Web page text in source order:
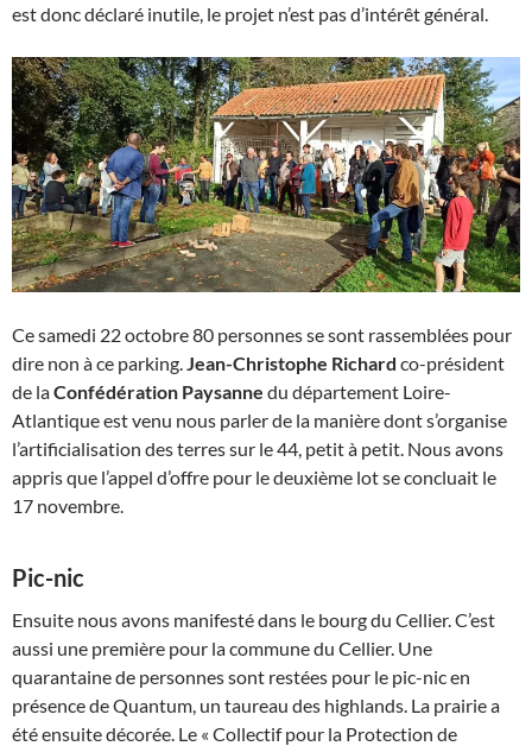
est donc déclaré inutile, le projet n’est pas d’intérêt général.
Ce samedi 22 octobre 80 personnes se sont rassemblées pour
dire non à ce parking. Jean-Christophe Richard co-président
de laConfédération Paysanne du département Loire-
Atlantique est venu nous parler de la manière dont s’organise
l’artificialisation des terres sur le 44, petit à petit. Nous avons
appris que l’appel d’offre pour le deuxième lot se concluait le
17 novembre.
Pic-nic
Ensuite nous avons manifesté dans le bourg du Cellier. C’est
aussi une première pour la commune du Cellier. Une
quarantaine de personnes sont restées pour le pic-nic en
présence de Quantum, un taureau des highlands. La prairie a
été ensuite décorée. Le « Collectif pour la Protection de